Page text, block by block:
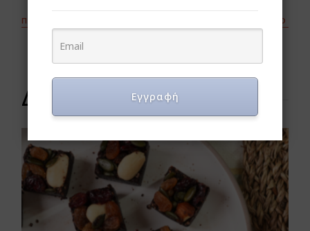
ΠΡΟΗΓΟΎΜΕΝΟ ΕΠΌΜΕΝΟ
Δοκιμάστε και αυτά
Εγγραφή